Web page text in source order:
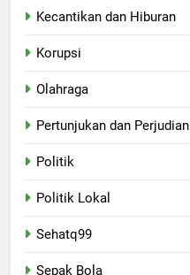
Kecantikan dan Hiburan
Korupsi
Olahraga
Pertunjukan dan Perjudian
Politik
Politik Lokal
Sehatq99
Sepak Bola